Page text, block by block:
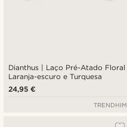
Dianthus | Laço Pré-Atado Floral
Laranja-escuro e Turquesa
24,95 €
TRENDHIM